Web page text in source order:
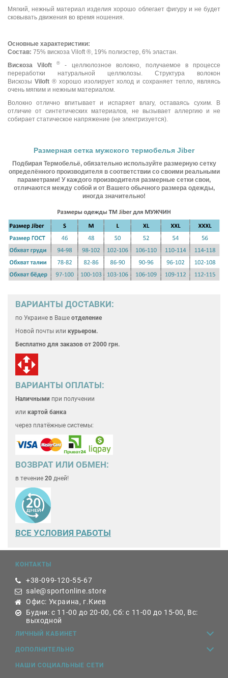
Мягкий, нежный материал изделия хорошо облегает фигуру и не будет
сковывать движения во время ношения.
Основные характеристики:
Состав: 75% вискоза Viloft ®, 19% полиэстер, 6% эластан.
Вискоза Viloft
®
- целлюлозное волокно, получаемое в процессе
переработки натуральной целлюлозы. Структура волокон
Вискозы Viloft® хорошо изолирует холод и сохраняет тепло, являясь
очень мягким и нежным материалом.
Волокно отлично впитывает и испаряет влагу, оставаясь сухим. В
отличие от синтетических материалов, не вызывает аллергию и не
собирает статическое напряжение (не электризуется).
Размерная сетка мужского термобелья Jiber
Подбирая Термобельё, обязательно используйте размерную сетку
определённого производителя в соответствии со своими реальными
параметрами! У каждого производителя размерные сетки свои,
отличаются между собой и от Вашего обычного размера одежды,
иногда значительно!
ВАРИАНТЫ ДОСТАВКИ:
по Украине в Ваше отделение
Новой почты или курьером.
Бесплатно для заказов от 2000 грн.
ВАРИАНТЫ ОПЛАТЫ:
Наличными при получении
или картой банка
через платёжные системы:
ВОЗВРАТ ИЛИ ОБМЕН:
в течение 20 дней!
ВСЕ УСЛОВИЯ РАБОТЫ
КОНТАКТЫ
+38-099-120-55-67
sale@sportonline.store
Офис: Украина, г.Киев
Будни: с 11-00 до 20-00, Сб: с 11-00 до 15-00, Вс:
выходной
ЛИЧНЫЙ КАБИНЕТ
ДОПОЛНИТЕЛЬНО
НАШИ СОЦИАЛЬНЫЕ СЕТИ